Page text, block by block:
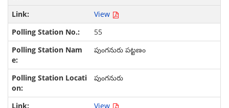
View
55
పుంగనురు పట్టణం
పుంగనురు
View